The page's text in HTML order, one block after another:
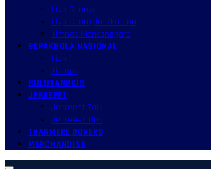
Liga Spanyol
Liga Champion/Europa
Timnas Mancanegara
SEPAKBOLA NASIONAL
Liga 1
Timnas
BULUTANGKIS
JEBREEET
Jebreeet Talk
Jebreeet Tips
TRANMERE ROVERS
MERCHANDISE